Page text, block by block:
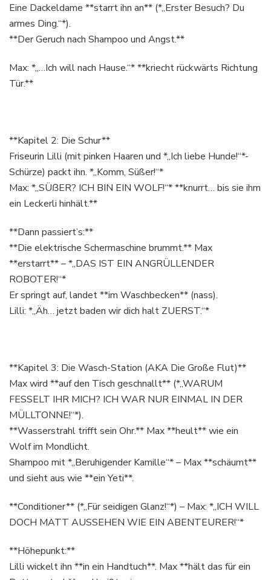
Eine Dackeldame **starrt ihn an** (*„Erster Besuch? Du
armes Ding.“*).
**Der Geruch nach Shampoo und Angst.**
Max: *„…Ich will nach Hause.“* **kriecht rückwärts Richtung
Tür.**
**Kapitel 2: Die Schur**
Friseurin Lilli (mit pinken Haaren und *„Ich liebe Hunde!“*-
Schürze) packt ihn. *„Komm, Süßer!“*
Max: *„SÜẞER? ICH BIN EIN WOLF!“* **knurrt… bis sie ihm
ein Leckerli hinhält.**
**Dann passiert’s:**
**Die elektrische Schermaschine brummt.** Max
**erstarrt** – *„DAS IST EIN ANGRÜLLENDER
ROBOTER!“*
Er springt auf, landet **im Waschbecken** (nass).
Lilli: *„Äh… jetzt baden wir dich halt ZUERST.“*
**Kapitel 3: Die Wasch-Station (AKA Die Große Flut)**
Max wird **auf den Tisch geschnallt** (*„WARUM
FESSELT IHR MICH? ICH WAR NUR EINMAL IN DER
MÜLLTONNE!“*).
**Wasserstrahl trifft sein Ohr.** Max **heult** wie ein
Wolf im Mondlicht.
Shampoo mit *„Beruhigender Kamille“* – Max **schäumt**
und sieht aus wie **ein Yeti**.
**Conditioner** (*„Für seidigen Glanz!“*) – Max: *„ICH WILL
DOCH MATT AUSSEHEN WIE EIN ABENTEURER!“*
**Höhepunkt:**
Lilli wickelt ihn **in ein Handtuch**. Max **hält das für ein